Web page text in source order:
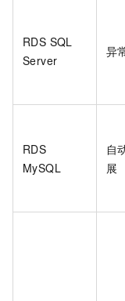
RDS SQL
Server
异
RDS
MySQL
自
展